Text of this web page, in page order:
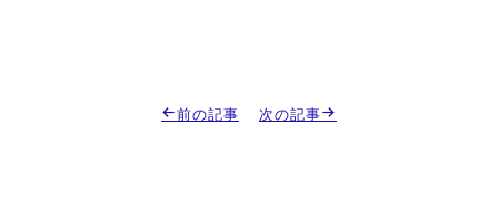
前の記事 次の記事